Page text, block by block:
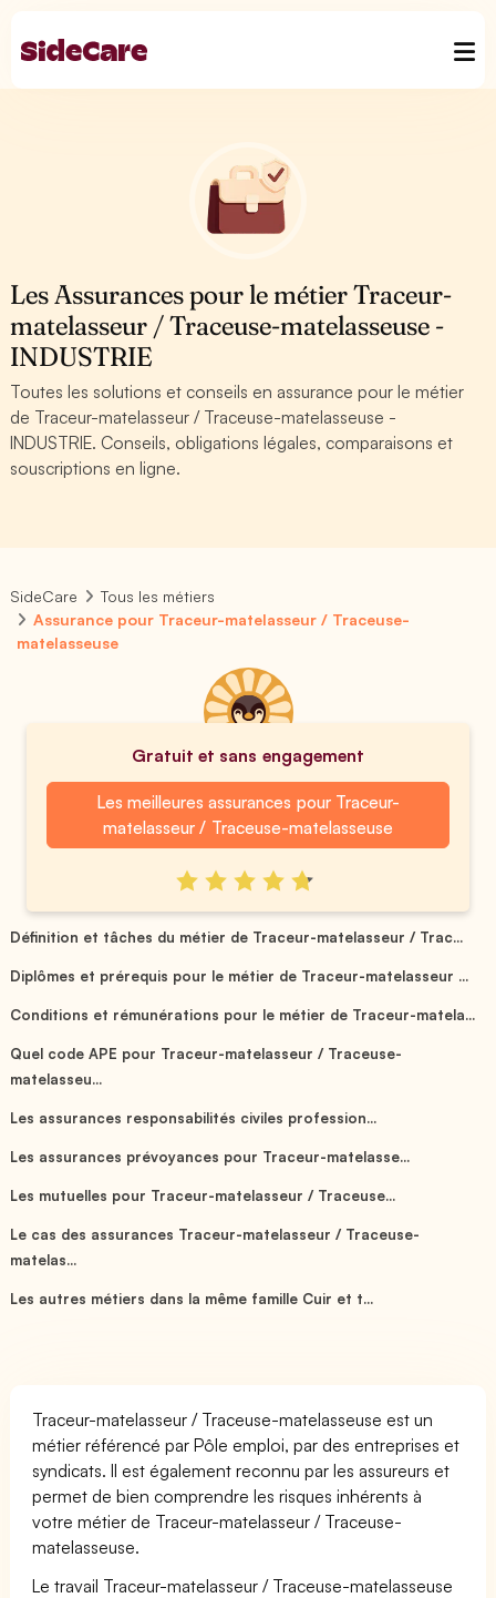
Les Assurances pour le métier Traceur-
matelasseur / Traceuse-matelasseuse -
INDUSTRIE
Toutes les solutions et conseils en assurance pour le métier
de Traceur-matelasseur / Traceuse-matelasseuse -
INDUSTRIE. Conseils, obligations légales, comparaisons et
souscriptions en ligne.
SideCare
Tous les métiers
Assurance pour Traceur-matelasseur / Traceuse-
matelasseuse
Gratuit et sans engagement
Les meilleures assurances pour Traceur-
matelasseur / Traceuse-matelasseuse
Définition et tâches du métier de Traceur-matelasseur / Trac...
Diplômes et prérequis pour le métier de Traceur-matelasseur ...
Conditions et rémunérations pour le métier de Traceur-matela...
Quel code APE pour Traceur-matelasseur / Traceuse-
matelasseu...
Les assurances responsabilités civiles profession...
Les assurances prévoyances pour Traceur-matelasse...
Les mutuelles pour Traceur-matelasseur / Traceuse...
Le cas des assurances Traceur-matelasseur / Traceuse-
matelas...
Les autres métiers dans la même famille Cuir et t...
Traceur-matelasseur / Traceuse-matelasseuse est un
métier référencé par Pôle emploi, par des entreprises et
syndicats. Il est également reconnu par les assureurs et
permet de bien comprendre les risques inhérents à
votre métier de Traceur-matelasseur / Traceuse-
matelasseuse.
Le travail Traceur-matelasseur / Traceuse-matelasseuse